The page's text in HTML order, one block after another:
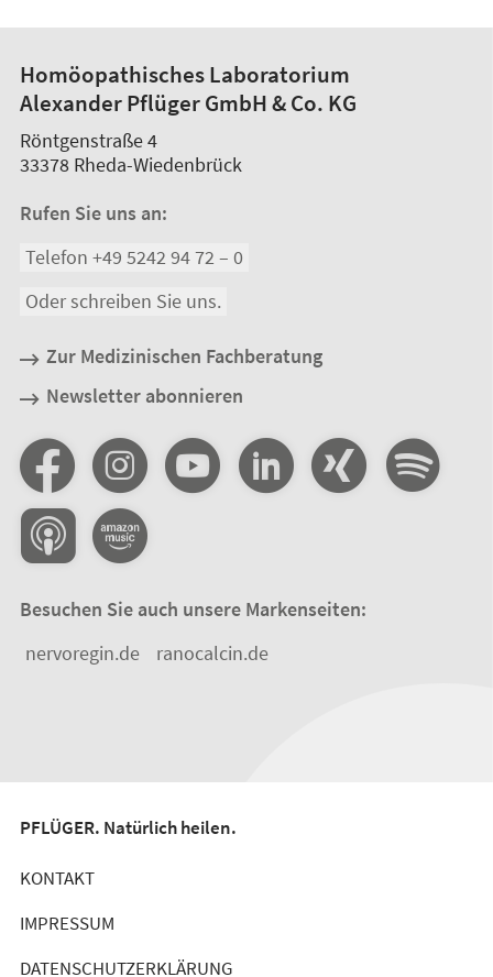
Homöopathisches Laboratorium
Alexander Pflüger GmbH & Co. KG
Röntgenstraße 4
33378 Rheda-Wiedenbrück
Rufen Sie uns an:
Telefon +49 5242 94 72 – 0
Oder schreiben Sie uns.
Zur Medizinischen Fachberatung
Newsletter abonnieren
Besuchen Sie auch unsere Markenseiten:
nervoregin.de
ranocalcin.de
PFLÜGER. Natürlich heilen.
KONTAKT
IMPRESSUM
DATENSCHUTZERKLÄRUNG